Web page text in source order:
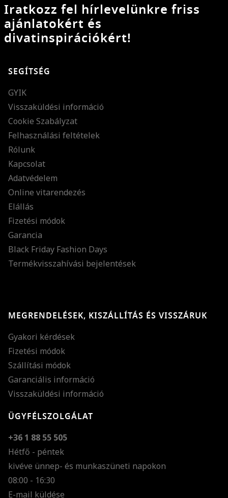
Iratkozz fel hírlevelünkre friss
ajánlatokért és
divatinspirációkért!
SEGÍTSÉG
GYIK
Visszaküldési információ
Cookie Szabályzat
Felhasználási feltételek
Rólunk
Kapcsolat
Adatvédelem
Online vitarendezés
Elállás
Fizetési módok
Garancia
Black Friday Fashion Days
Termékvisszahívási bejelentések
MEGRENDELÉSEK, KISZÁLLÍTÁS ÉS VISSZÁRUK
Gyakori kérdések
Fizetési módok
Szállítási módok
Garanciális információ
Visszaküldési információ
ÜGYFÉLSZOLGÁLAT
+36 1 88 55 505
Hétfő - péntek
kivéve ünnep- és munkaszüneti napokon
08:00 - 16:30
E-mail küldése